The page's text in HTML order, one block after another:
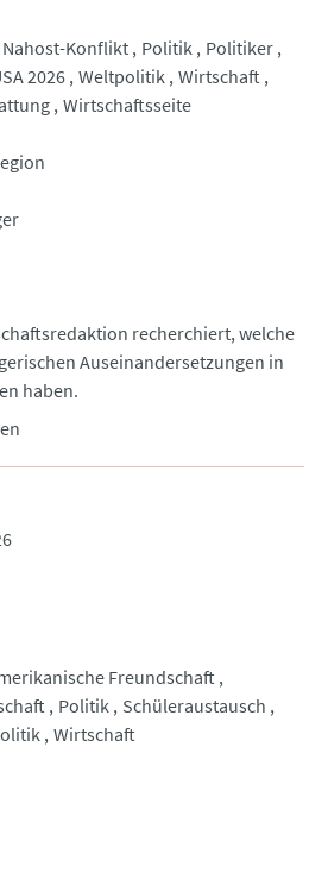
Nahost-Konflikt Politik Politiker
2026 Weltpolitik Wirtschaft
Wirtschaftsseite
recherchiert, welche
Auseinandersetzungen in
haben.
Freundschaft
Politik Schüleraustausch
Wirtschaft